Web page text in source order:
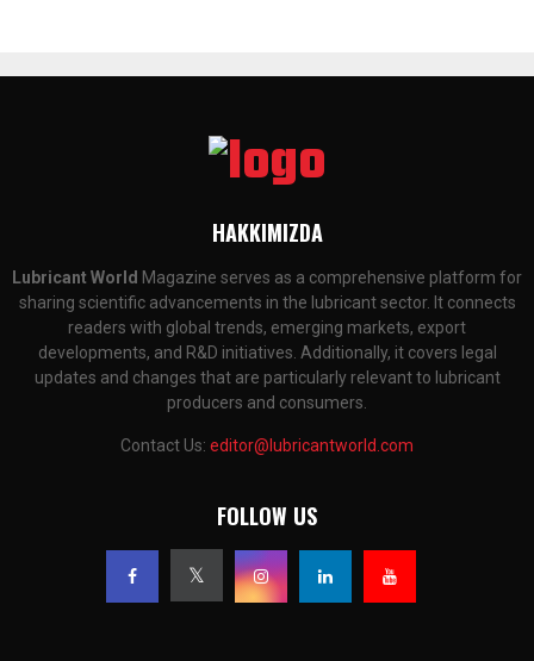
HAKKIMIZDA
Lubricant World Magazine serves as a comprehensive platform for
sharing scientific advancements in the lubricant sector. It connects
readers with global trends, emerging markets, export
developments, and R&D initiatives. Additionally, it covers legal
updates and changes that are particularly relevant to lubricant
producers and consumers.
Contact Us: editor@lubricantworld.com
FOLLOW US